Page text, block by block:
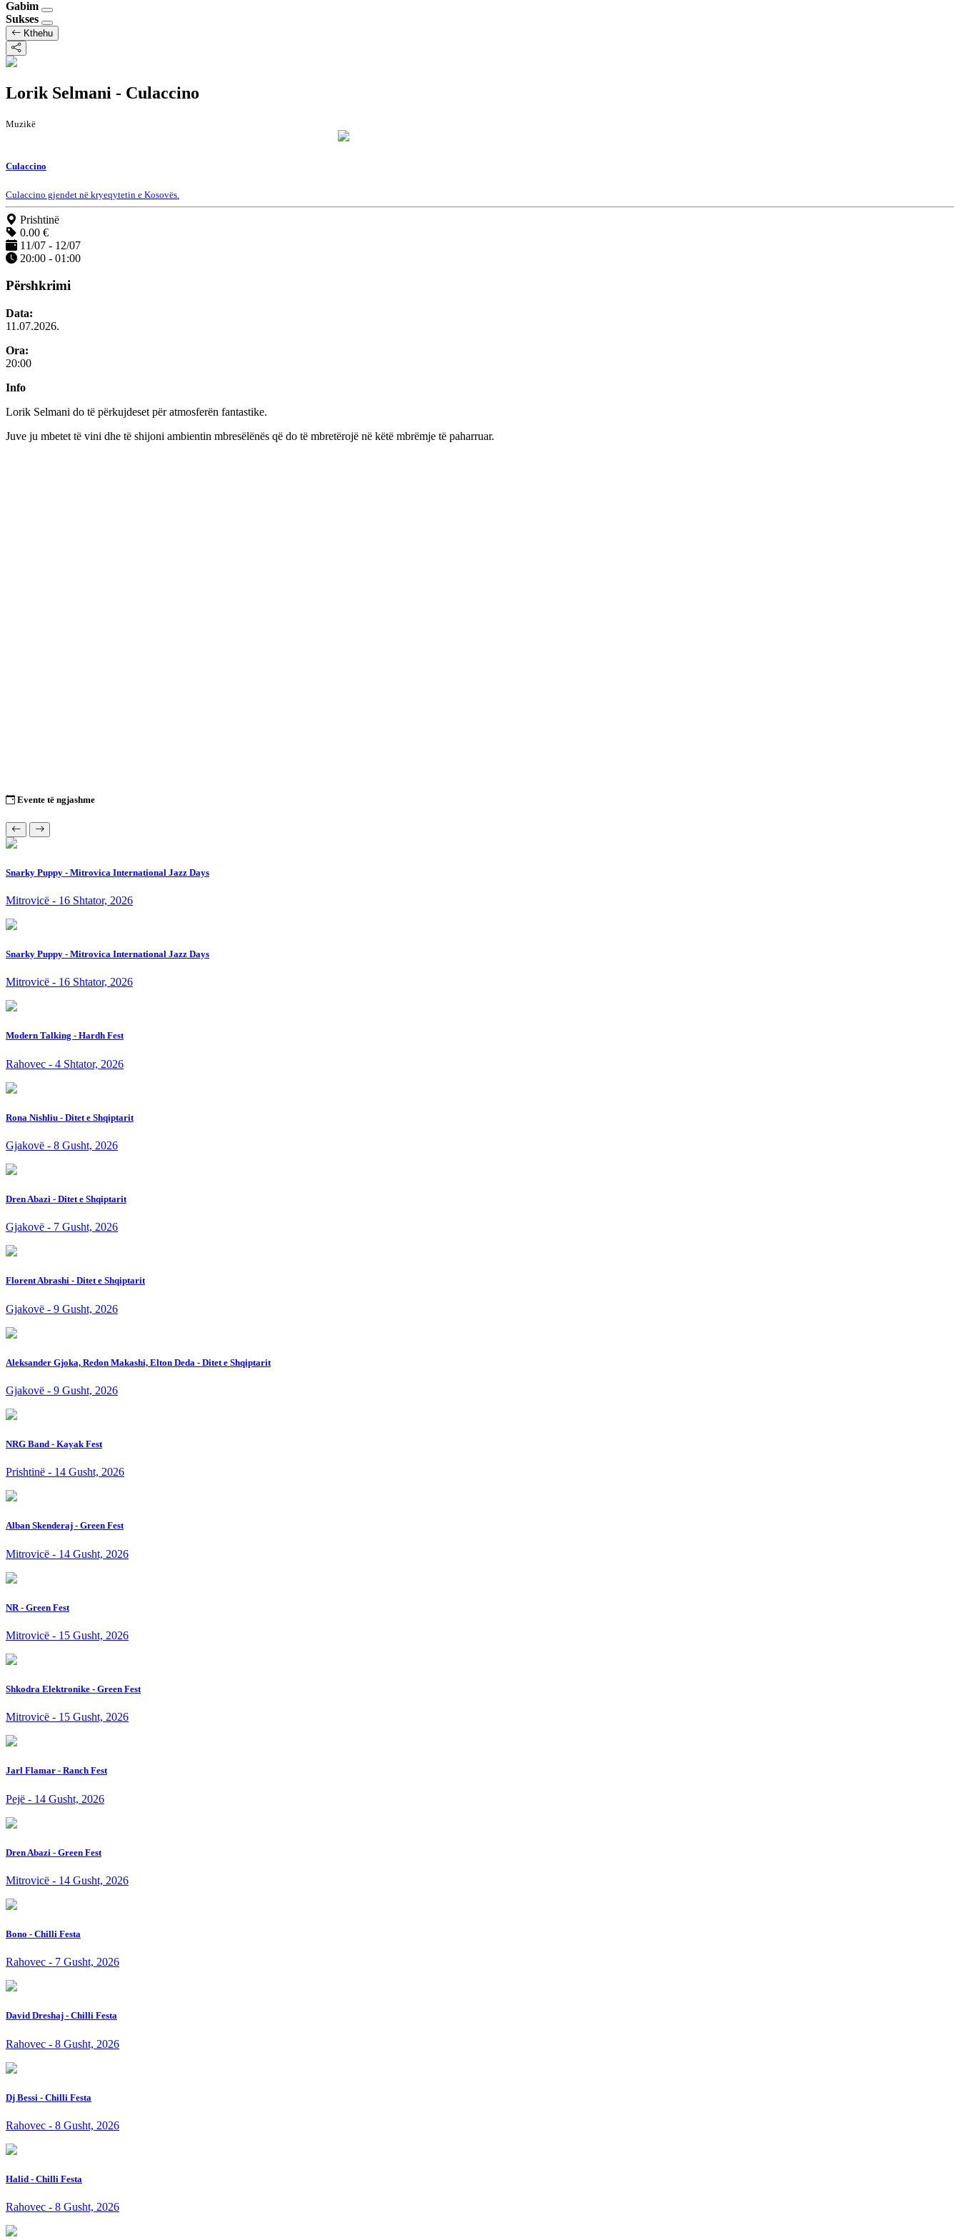
Gabim
Sukses
Kthehu
Lorik Selmani - Culaccino
Muzikë
Culaccino
Culaccino gjendet në kryeqytetin e Kosovës.
Prishtinë
0.00 €
11/07 - 12/07
20:00 - 01:00
Përshkrimi
Data:
11.07.2026.
Ora:
20:00
Info
Lorik Selmani do të përkujdeset për atmosferën fantastike.
Juve ju mbetet të vini dhe të shijoni ambientin mbresëlënës që do të mbretërojë në këtë mbrëmje të paharruar.
Evente të ngjashme
Snarky Puppy - Mitrovica International Jazz Days
Mitrovicë - 16 Shtator, 2026
Snarky Puppy - Mitrovica International Jazz Days
Mitrovicë - 16 Shtator, 2026
Modern Talking - Hardh Fest
Rahovec - 4 Shtator, 2026
Rona Nishliu - Ditet e Shqiptarit
Gjakovë - 8 Gusht, 2026
Dren Abazi - Ditet e Shqiptarit
Gjakovë - 7 Gusht, 2026
Florent Abrashi - Ditet e Shqiptarit
Gjakovë - 9 Gusht, 2026
Aleksander Gjoka, Redon Makashi, Elton Deda - Ditet e Shqiptarit
Gjakovë - 9 Gusht, 2026
NRG Band - Kayak Fest
Prishtinë - 14 Gusht, 2026
Alban Skenderaj - Green Fest
Mitrovicë - 14 Gusht, 2026
NR - Green Fest
Mitrovicë - 15 Gusht, 2026
Shkodra Elektronike - Green Fest
Mitrovicë - 15 Gusht, 2026
Jarl Flamar - Ranch Fest
Pejë - 14 Gusht, 2026
Dren Abazi - Green Fest
Mitrovicë - 14 Gusht, 2026
Bono - Chilli Festa
Rahovec - 7 Gusht, 2026
David Dreshaj - Chilli Festa
Rahovec - 8 Gusht, 2026
Dj Bessi - Chilli Festa
Rahovec - 8 Gusht, 2026
Halid - Chilli Festa
Rahovec - 8 Gusht, 2026